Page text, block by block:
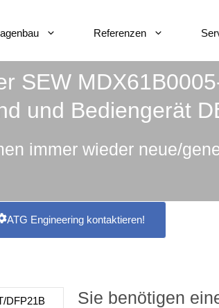
Referenzen
SEW
und Bediengerät
immer wieder neue/
ATG Engineering kontaktieren!
DFP21B
Sie benötigen